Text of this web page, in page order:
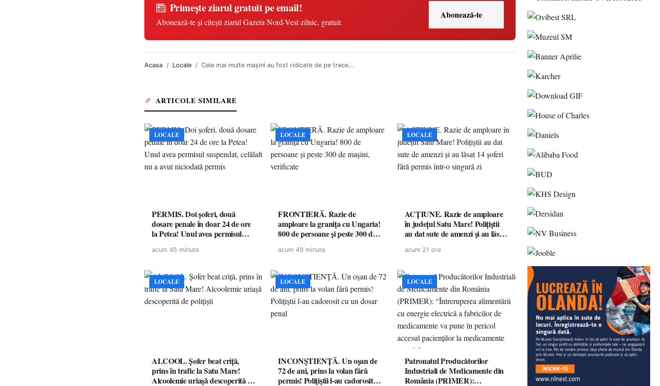
Primește ziarul gratuit pe email!
Abonează-te și citești ziarul Gazeta Nord-Vest zilnic, gratuit.
Abonează-te
Acasa Locale Cele mai multe mașini au fost ridicate de pe trece...
ARTICOLE SIMILARE
LOCALE
PERMIS. Doi șoferi, două
dosare penale în doar 24 de ore
la Petea! Unul avea permisul
niciodată permis
acum 45 minute
LOCALE
FRONTIERĂ. Razie de
amploare la granița cu Ungaria!
800 de persoane și peste 300 de
acum 49 minute
LOCALE
ACȚIUNE. Razie de amploare
în județul Satu Mare! Polițiștii
au dat sute de amenzi și au lăsat
singură zi
acum 21 ore
LOCALE
ALCOOL. Șofer beat criță,
prins în trafic la Satu Mare!
Alcoolemie uriașă descoperită de
LOCALE
INCONȘTIENȚĂ. Un oșan de
72 de ani, prins la volan fără
permis! Polițiștii l-au cadorosit
LOCALE
Patronatul Producătorilor
Industriali de Medicamente din
România (PRIMER):